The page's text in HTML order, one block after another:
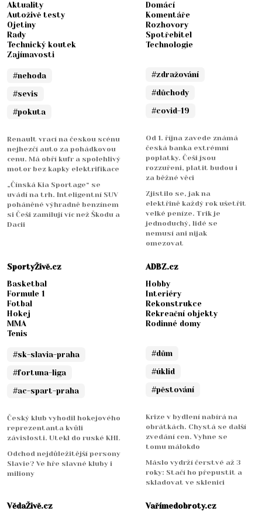
Aktuality
Autoživě testy
Ojetiny
Rady
Technický koutek
Zajímavosti
#nehoda
#sevis
#pokuta
Renault vrací na českou scénu
nejhezčí auto za pohádkovou
cenu. Má obří kufr a spolehlivý
motor bez kapky elektrifikace
„Čínská Kia Sportage“ se
uvádí na trh. Inteligentní SUV
poháněné výhradně benzínem
si Češi zamilují víc než Škodu a
Dacii
Domácí
Komentáře
Rozhovory
Spotřebitel
Technologie
#zdražování
#důchody
#covid-19
Od 1. října zavede známá
česká banka extrémní
poplatky. Češi jsou
rozzuřeni, platit budou i
za běžné věci
Zjistilo se, jak na
elektřině každý rok ušetřit
velké peníze. Trik je
jednoduchý, lidé se
nemusí ani nijak
omezovat
SportyŽivě.cz
Basketbal
Formule 1
Fotbal
Hokej
MMA
Tenis
#sk-slavia-praha
#fortuna-liga
#ac-spart-praha
Český klub vyhodil hokejového
reprezentanta kvůli
závislosti. Utekl do ruské KHL
Odchod nejdůležitější persony
Slavie? Ve hře slavné kluby i
miliony
ADBZ.cz
Hobby
Interiéry
Rekonstrukce
Rekreační objekty
Rodinné domy
#dům
#úklid
#pěstování
Krize v bydlení nabírá na
obrátkách. Chystá se další
zvedání cen. Vyhne se
tomu málokdo
Máslo vydrží čerstvé až 3
roky: Stačí ho přepustit a
skladovat ve sklenici
VědaŽivě.cz
Vařímedobroty.cz